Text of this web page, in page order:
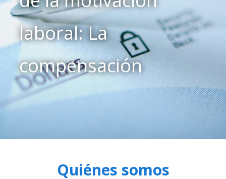
laboral: La
compensación
Quiénes somos